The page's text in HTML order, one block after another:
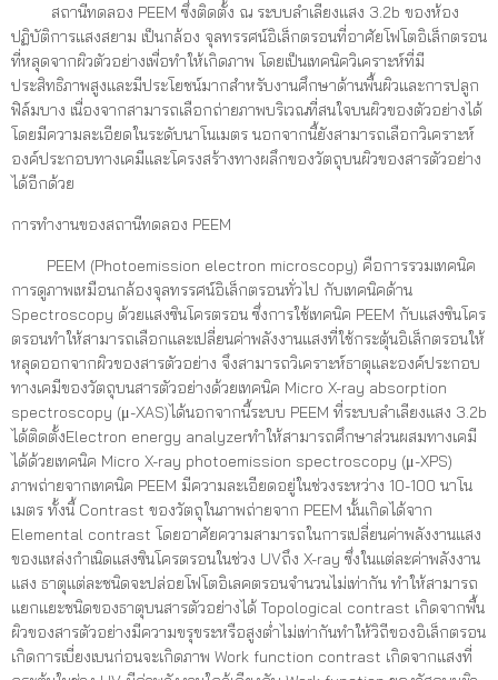
สถานีทดลอง PEEM ซึ่งติดตั้ง ณ ระบบลำเลียงแสง 3.2b ของห้อง
ปฏิบัติการแสงสยาม เป็นกล้อง จุลทรรศน์อิเล็กตรอนที่อาศัยโฟโตอิเล็กตรอน
ที่หลุดจากผิวตัวอย่างเพื่อทำให้เกิดภาพ โดยเป็นเทคนิควิเคราะห์ที่มี
ประสิทธิภาพสูงและมีประโยชน์มากสำหรับงานศึกษาด้านพื้นผิวและการปลูก
ฟิล์มบาง เนื่องจากสามารถเลือกถ่ายภาพบริเวณที่สนใจบนผิวของตัวอย่างได้
โดยมีความละเอียดในระดับนาโนเมตร นอกจากนี้ยังสามารถเลือกวิเคราะห์
องค์ประกอบทางเคมีและโครงสร้างทางผลึกของวัตถุบนผิวของสารตัวอย่าง
ได้อีกด้วย
การทำงานของสถานีทดลอง PEEM
PEEM (Photoemission electron microscopy) คือการรวมเทคนิค
การดูภาพเหมือนกล้องจุลทรรศน์อิเล็กตรอนทั่วไป กับเทคนิคด้าน
Spectroscopy ด้วยแสงซินโครตรอน ซึ่งการใช้เทคนิค PEEM กับแสงซินโคร
ตรอนทำให้สามารถเลือกและเปลี่ยนค่าพลังงานแสงที่ใช้กระตุ้นอิเล็กตรอนให้
หลุดออกจากผิวของสารตัวอย่าง จึงสามารถวิเคราะห์ธาตุและองค์ประกอบ
ทางเคมีของวัตถุบนสารตัวอย่างด้วยเทคนิค Micro X-ray absorption
spectroscopy (μ-XAS)ได้นอกจากนี้ระบบ PEEM ที่ระบบลำเลียงแสง 3.2b
ได้ติดตั้งElectron energy analyzerทำให้สามารถศึกษาส่วนผสมทางเคมี
ได้ด้วยเทคนิค Micro X-ray photoemission spectroscopy (μ-XPS)
ภาพถ่ายจากเทคนิค PEEM มีความละเอียดอยู่ในช่วงระหว่าง 10-100 นาโน
เมตร ทั้งนี้ Contrast ของวัตถุในภาพถ่ายจาก PEEM นั้นเกิดได้จาก
Elemental contrast โดยอาศัยความสามารถในการเปลี่ยนค่าพลังงานแสง
ของแหล่งกำเนิดแสงซินโครตรอนในช่วง UVถึง X-ray ซึ่งในแต่ละค่าพลังงาน
แสง ธาตุแต่ละชนิดจะปล่อยโฟโตอิเลคตรอนจำนวนไม่เท่ากัน ทำให้สามารถ
แยกแยะชนิดของธาตุบนสารตัวอย่างได้ Topological contrast เกิดจากพื้น
ผิวของสารตัวอย่างมีความขรุขระหรือสูงต่ำไม่เท่ากันทำให้วิถีของอิเล็กตรอน
เกิดการเบี่ยงเบนก่อนจะเกิดภาพ Work function contrast เกิดจากแสงที่